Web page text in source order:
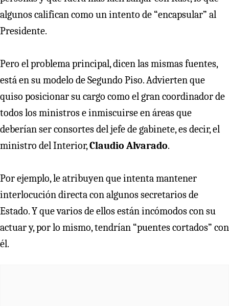
algunos califican como un intento de “encapsular” al
Presidente.
Pero el problema principal, dicen las mismas fuentes,
está en su modelo de Segundo Piso. Advierten que
quiso posicionar su cargo como el gran coordinador de
todos los ministros e inmiscuirse en áreas que
deberían ser consortes del jefe de gabinete, es decir, el
ministro del Interior,Claudio Alvarado.
Por ejemplo, le atribuyen que intenta mantener
interlocución directa con algunos secretarios de
Estado. Y que varios de ellos están incómodos con su
actuar y, por lo mismo, tendrían “puentes cortados” con
él.